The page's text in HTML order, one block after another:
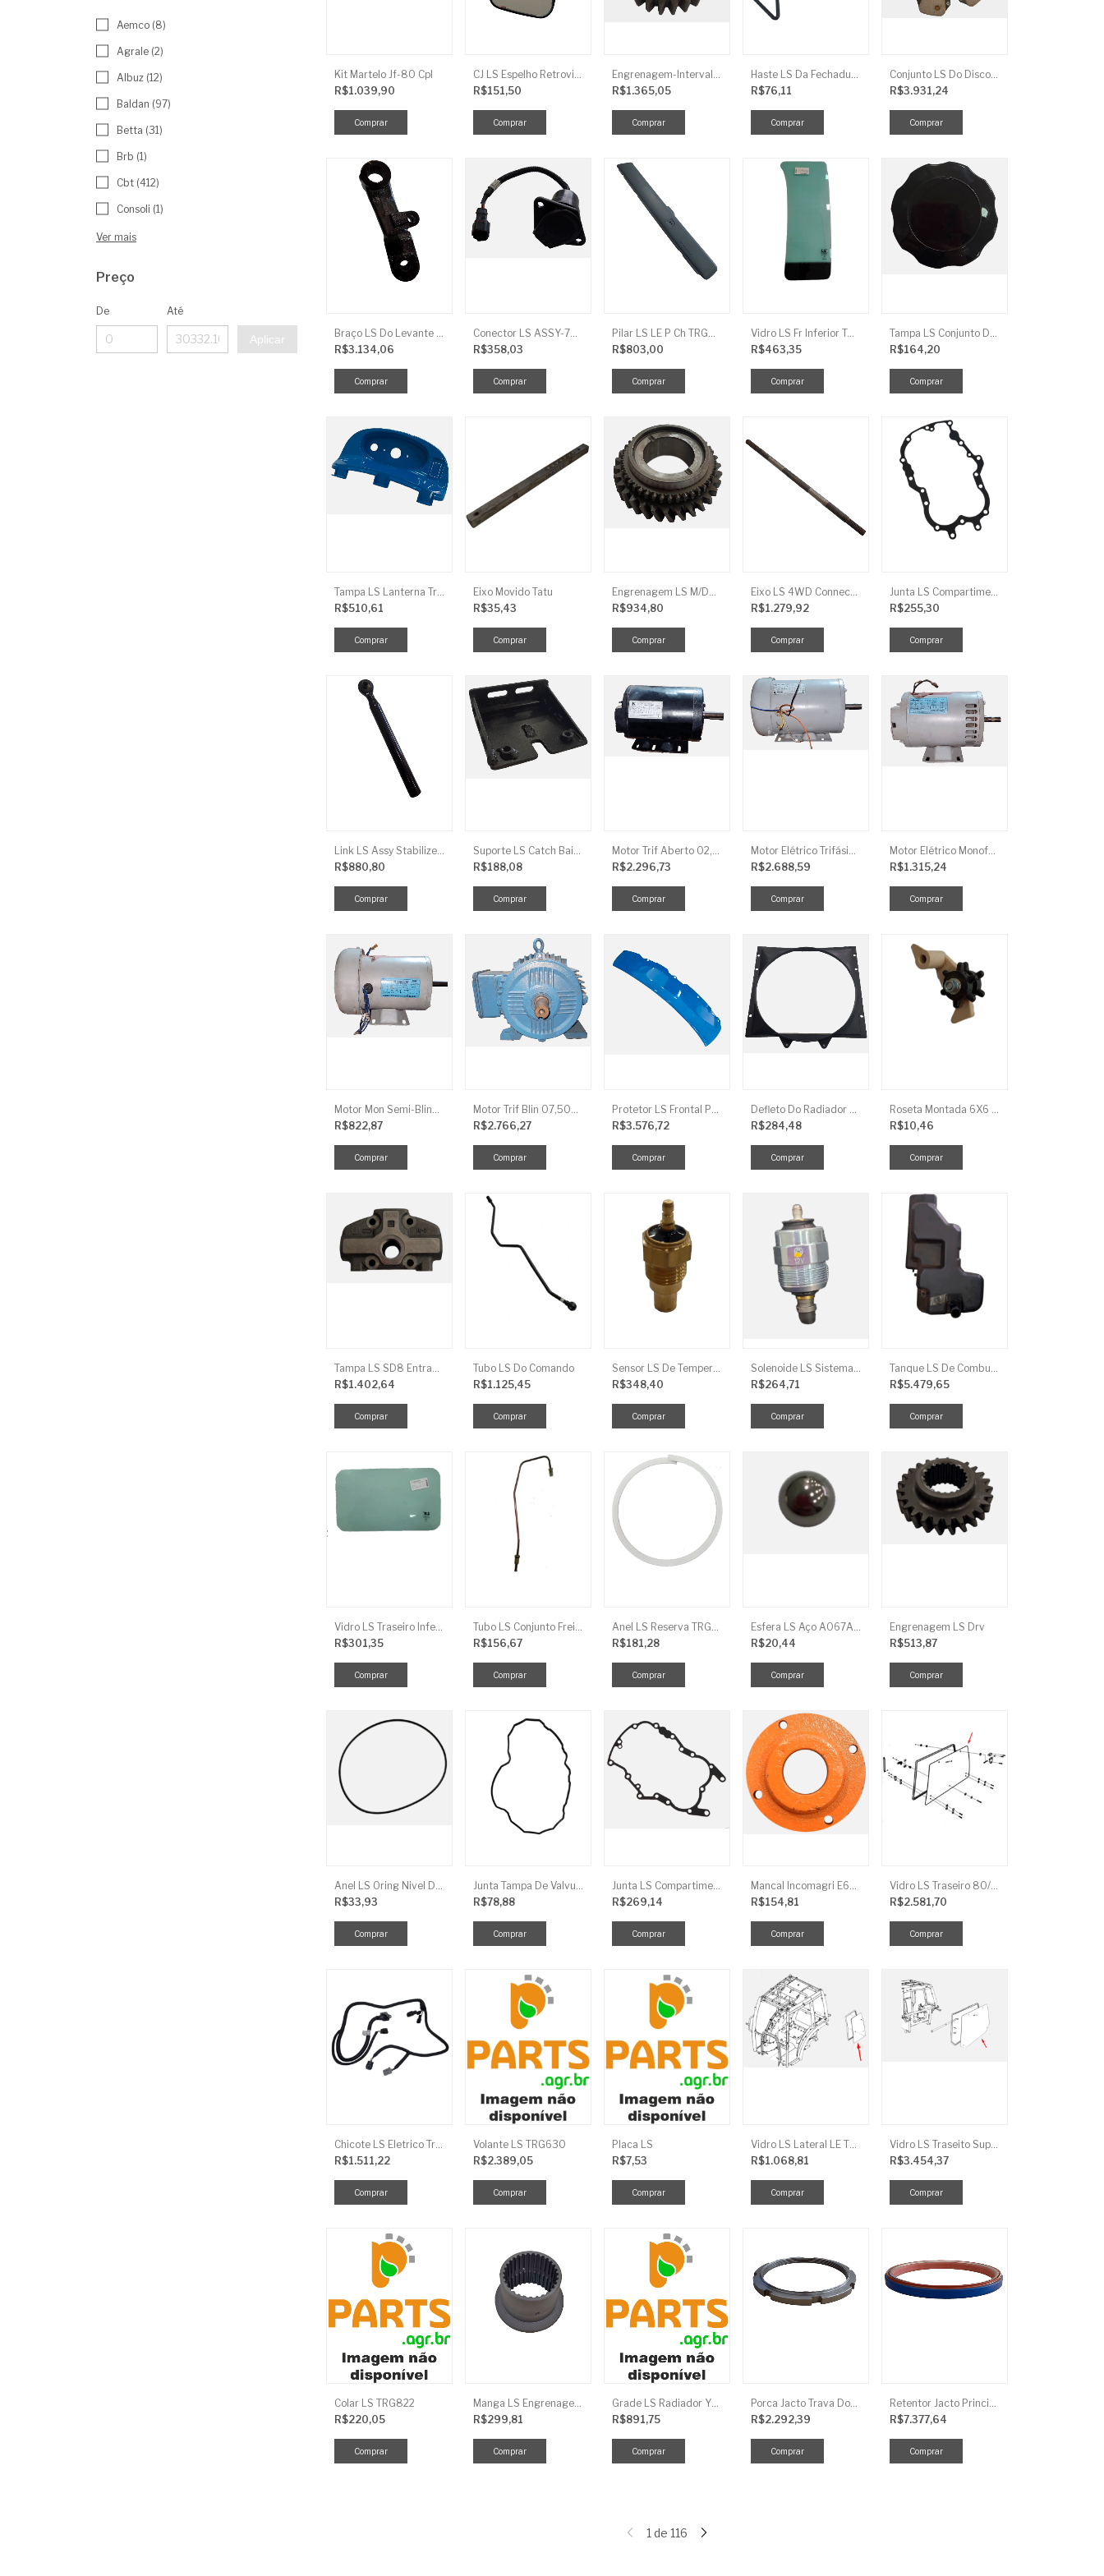
Aemco (8)
Agrale (2)
Albuz (12)
Baldan (97)
Betta (31)
Brb (1)
Cbt (412)
Consoli (1)
Ver mais
Preço
De Até
Aplicar
Kit Martelo Jf-80 Cpl
R$1.039,90
CJ LS Espelho Retrovisor
R$151,50
Engrenagem-Intervalo Contador Direção-TR
R$1.365,05
Haste LS Da Fechadura TRG 830
R$76,11
Conjunto LS Do Disco De Embreagem TRG250
R$3.931,24
Braço LS Do Levante Direito P/Cilindro
R$3.134,06
Conector LS ASSY-7P(ASAE) TRG730FCI
R$358,03
Pilar LS LE P Ch TRG864FCI
R$803,00
Vidro LS Fr Inferior TGR863
R$463,35
Tampa LS Conjunto De Combustivel G040FCI
R$164,20
Tampa LS Lanterna Traseira Direita
R$510,61
Eixo Movido Tatu
R$35,43
Engrenagem LS M/DRV 3ª TRG 281
R$934,80
Eixo LS 4WD Connect TRG2888
R$1.279,92
Junta LS Compartimento Traseiro EGQ155
R$255,30
Link LS Assy Stabilize FG896
R$880,80
Suporte LS Catch Baixa
R$188,08
Motor Trif Aberto 02,00CV 4P
R$2.296,73
Motor Elétrico Trifásico Semi-Blindado 2CV 4 Polos IP44
R$2.688,59
Motor Elétrico Monofásico Aberto 0,5CV 4 Polos
R$1.315,24
Motor Mon Semi-Blind 00,50CV 4P IP44
R$822,87
Motor Trif Blin 07,50CV 2P 04 V IP56
R$2.766,27
Protetor LS Frontal Para-Lama LE SBG870FCI
R$3.576,72
Defleto Do Radiador LS TRG170
R$284,48
Roseta Montada 6X6 Soja Universal
R$10,46
Tampa LS SD8 Entrada TRG 827
R$1.402,64
Tubo LS Do Comando
R$1.125,45
Sensor LS De Temperatura TRG750
R$348,40
Solenoide LS Sistema De Combustivel Q1250156
R$264,71
Tanque LS De Combustivel TRG040
R$5.479,65
Vidro LS Traseiro Inferior
R$301,35
Tubo LS Conjunto Freio LD F G670
R$156,67
Anel LS Reserva TRG826
R$181,28
Esfera LS Aço A067A006
R$20,44
Engrenagem LS Drv
R$513,87
Anel LS Oring Nivel De Oleo EGQ125
R$33,93
Junta Tampa De Valvula LS
R$78,88
Junta LS Compartimento Traseiro EGQ155
R$269,14
Mancal Incomagri E600
R$154,81
Vidro LS Traseiro 80/90/100
R$2.581,70
Chicote LS Eletrico Traseiro TRG730FCI
R$1.511,22
Volante LS TRG630
R$2.389,05
Placa LS
R$7,53
Vidro LS Lateral LE TRG863
R$1.068,81
Vidro LS Traseito Superior TR
R$3.454,37
Colar LS TRG822
R$220,05
Manga LS Engrenagem TRG281
R$299,81
Grade LS Radiador YMR TRG170
R$891,75
Porca Jacto Trava Dos Rolamentos
R$2.292,39
Retentor Jacto Principal
R$7.377,64
1 de 116